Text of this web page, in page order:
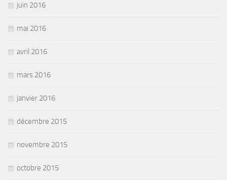
juin 2016
mai 2016
avril 2016
mars 2016
janvier 2016
décembre 2015
novembre 2015
octobre 2015